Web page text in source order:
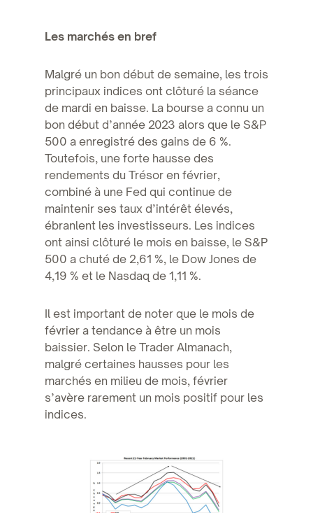
Les marchés en bref
Malgré un bon début de semaine, les trois
principaux indices ont clôturé la séance
de mardi en baisse. La bourse a connu un
bon début d’année 2023 alors que le S&P
500 a enregistré des gains de 6 %.
Toutefois, une forte hausse des
rendements du Trésor en février,
combiné à une Fed qui continue de
maintenir ses taux d’intérêt élevés,
ébranlent les investisseurs. Les indices
ont ainsi clôturé le mois en baisse, le S&P
500 a chuté de 2,61 %, le Dow Jones de
4,19 % et le Nasdaq de 1,11 %.
Il est important de noter que le mois de
février a tendance à être un mois
baissier. Selon le Trader Almanach,
malgré certaines hausses pour les
marchés en milieu de mois, février
s’avère rarement un mois positif pour les
indices.